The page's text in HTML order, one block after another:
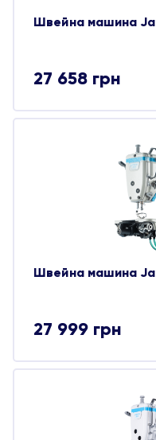
Швейна машина
27 658 грн
Швейна машина
27 999 грн